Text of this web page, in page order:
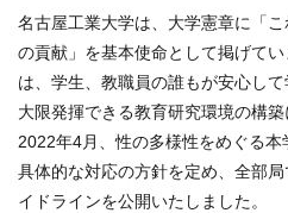
名古屋工業大学は、大学憲章に「
の貢献」を基本使命として掲げて
は、学生、教職員の誰もが安心し
大限発揮できる教育研究環境の構築
2022年4月、性の多様性をめぐる
具体的な対応の方針を定め、全部
イドラインを公開いたしました。